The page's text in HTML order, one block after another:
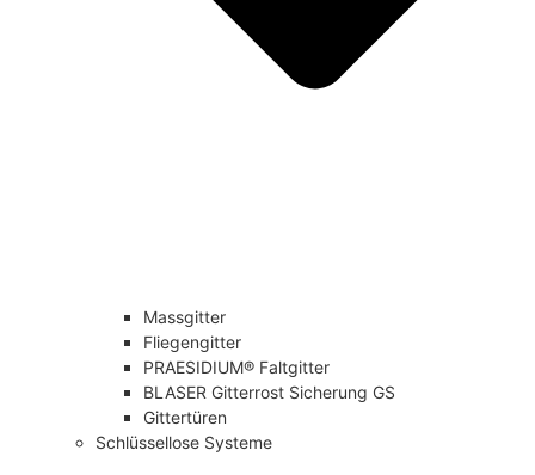
Massgitter
Fliegengitter
PRAESIDIUM® Faltgitter
BLASER Gitterrost Sicherung GS
Gittertüren
Schlüssellose Systeme